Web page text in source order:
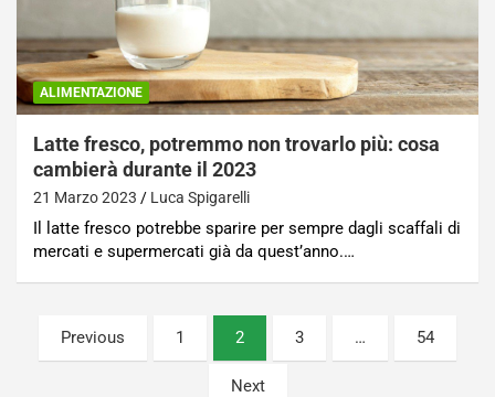
ALIMENTAZIONE
Latte fresco, potremmo non trovarlo più: cosa
cambierà durante il 2023
21 Marzo 2023 Luca Spigarelli
Il latte fresco potrebbe sparire per sempre dagli scaffali di
mercati e supermercati già da quest’anno.…
Paginazione
degli
Previous 1 2 3 … 54
Next